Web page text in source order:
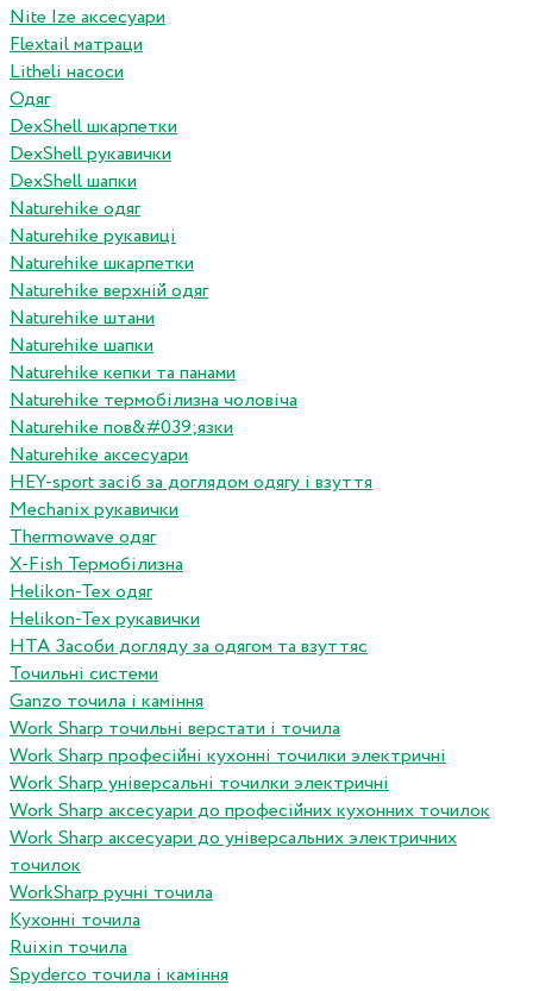
Nite Ize аксесуари
Flextail матраци
Litheli насоси
Одяг
DexShell шкарпетки
DexShell рукавички
DexShell шапки
Naturehike одяг
Naturehike рукавиці
Naturehike шкарпетки
Naturehike верхній одяг
Naturehike штани
Naturehike шапки
Naturehike кепки та панами
Naturehike термобілизна чоловіча
Naturehike пов&#039;язки
Naturehike аксесуари
HEY-sport засіб за доглядом одягу і взуття
Mechanix рукавички
Thermowave одяг
X-Fish Термобілизна
Helikon-Tex одяг
Helikon-Tex рукавички
HTA Засоби догляду за одягом та взуттяс
Точильні системи
Ganzo точила і каміння
Work Sharp точильні верстати і точила
Work Sharp професiйнi кухоннi точилки электричнi
Work Sharp унiверсальнi точилки электричнi
Work Sharp аксесуари до професiйних кухонних точилок
Work Sharp аксесуари до унiверсальних электричних
точилок
WorkSharp ручні точила
Кухонні точила
Ruixin точила
Spyderco точила і каміння